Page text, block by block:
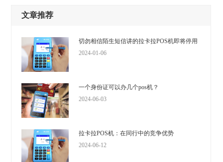
文章推荐
切勿相信陌生短信讲的拉卡拉POS机即将停用
2024-01-06
一个身份证可以办几个pos机？
2024-06-03
拉卡拉POS机：在同行中的竞争优势
2024-06-12